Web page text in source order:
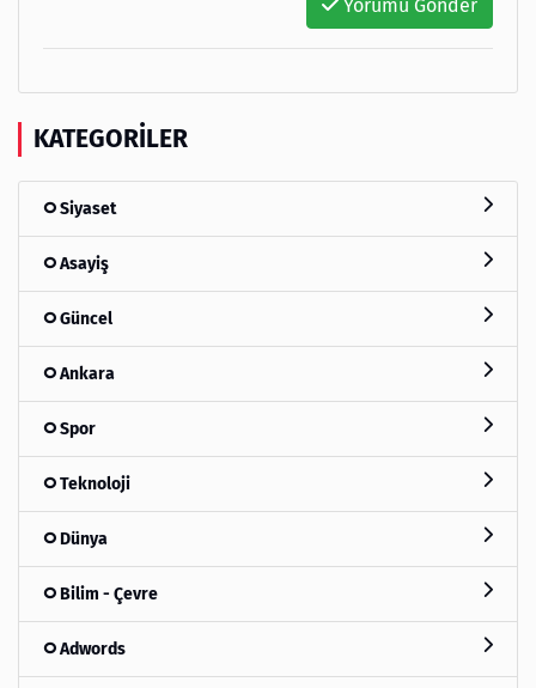
Yorumu Gönder
KATEGORILER
Siyaset
Asayiş
Güncel
Ankara
Spor
Teknoloji
Dünya
Bilim - Çevre
Adwords